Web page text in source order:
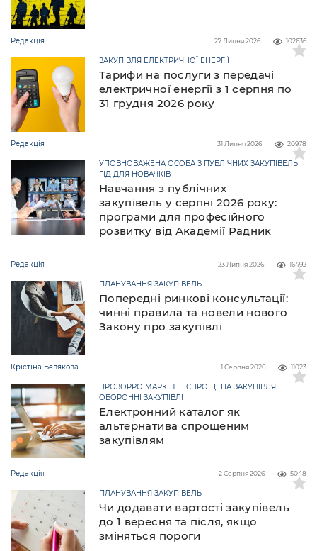
Редакція 102636
27 Липня 2026
Тарифи на послуги з передачі
електричної енергії з 1 серпня по
31 грудня 2026 року
ЗАКУПІВЛЯ ЕЛЕКТРИЧНОЇ ЕНЕРГІЇ
Редакція 20978
31 Липня 2026
Навчання з публічних
закупівель у серпні 2026 року:
програми для професійного
розвитку від Академії Радник
УПОВНОВАЖЕНА ОСОБА З ПУБЛІЧНИХ ЗАКУПІВЕЛЬ
ГІД ДЛЯ НОВАЧКІВ
Редакція 16492
23 Липня 2026
Попередні ринкові консультації:
чинні правила та новели нового
Закону про закупівлі
ПЛАНУВАННЯ ЗАКУПІВЕЛЬ
Крістіна Бєлякова 11023
1 Серпня 2026
Електронний каталог як
альтернатива спрощеним
закупівлям
ПРОЗОРРО МАРКЕТ
СПРОЩЕНА ЗАКУПІВЛЯ
ОБОРОННІ ЗАКУПІВЛІ
Редакція 5048
2 Серпня 2026
Чи додавати вартості закупівель
до 1 вересня та після, якщо
зміняться пороги
ПЛАНУВАННЯ ЗАКУПІВЕЛЬ